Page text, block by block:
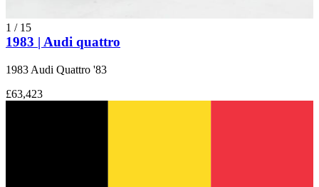
1 / 15
1983 | Audi quattro
1983 Audi Quattro '83
£63,423